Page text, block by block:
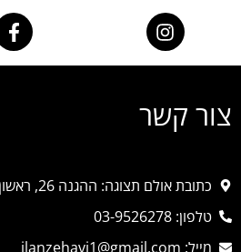
צור קשר
כתובת אולם תצוגה: ההגנה 26, ראשון לציון
טלפון: 03-9526278
מייל: ilanzehavi1@gmail.com